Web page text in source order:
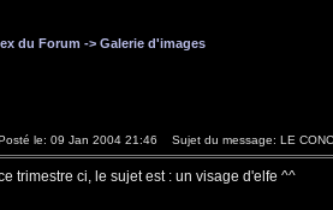
du Forum -> Galerie d'images
le: 09 Jan 2004 21:46 Sujet du message: LE
trimestre ci, le sujet est : un visage d'elfe ^^